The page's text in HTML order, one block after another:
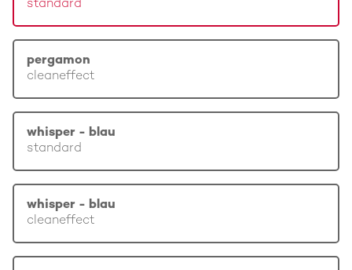
standard
pergamon
cleaneffect
whisper - blau
standard
whisper - blau
cleaneffect